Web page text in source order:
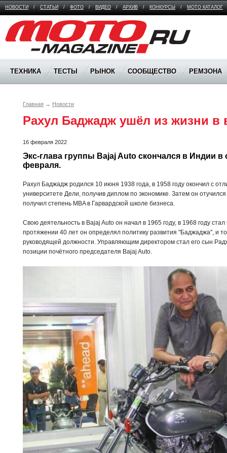
НОВОСТИ / СТАТЬИ / ФОТО / ВИДЕО / АРХИВ / КОНКУРСЫ / МОТО КАТАЛОГ
Moto Magazine
ТЕХНИКА ТЕСТЫ РЫНОК СООБЩЕСТВО РЕМЗОНА
Главная → Новости
Рахул Баджадж ушёл из жизни в
16 февраля 2022
Экс-глава группы Bajaj Auto скончался в Индии в
февраля.
Рахул Баджадж родился 10 июня 1938 года, в 1958 году окончил с
университете Дели, получив диплом по экономике. Затем он
получил степень MBA в Гарвардской школе бизнеса.
Свою деятельность в Bajaj Auto он начал в 1965 году, в 1968 году
протяжении 40 лет он определял политику развития "Баджаджа", и
руководящей должности. Управляющим директором стал его сын
позиции почётного председателя Bajaj Auto.